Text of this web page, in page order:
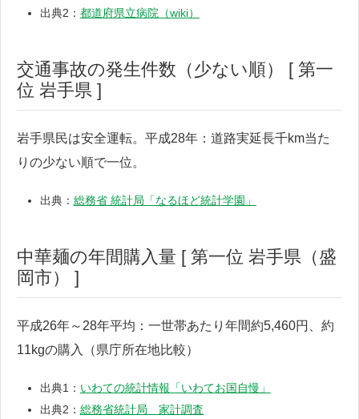
出典2： 都道府県立病院（wiki）
交通事故の発生件数（少ない順） [ 第一
位 岩手県 ]
岩手県民は安全運転。平成28年：道路実延長千km当た
りの少ない順で一位。
出典： 総務省 統計局「なるほど統計学園」
中華麺の年間購入量 [ 第一位 岩手県（盛
岡市） ]
平成26年～28年平均：一世帯あたり年間約5,460円、約
11kgの購入（県庁所在地比較）
出典1： いわての統計情報「いわてお国自慢」
出典2： 総務省統計局 家計調査